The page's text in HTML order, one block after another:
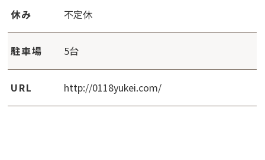
休み 不定休
駐車場 5台
URL http://0118yukei.com/